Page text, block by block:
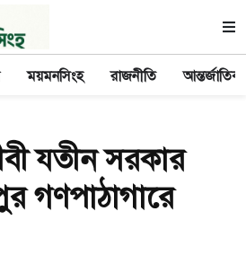
ময়মনসিংহ রাজনীতি আন্তর্জাতিক
যতীন সরকার
গণপাঠাগারে